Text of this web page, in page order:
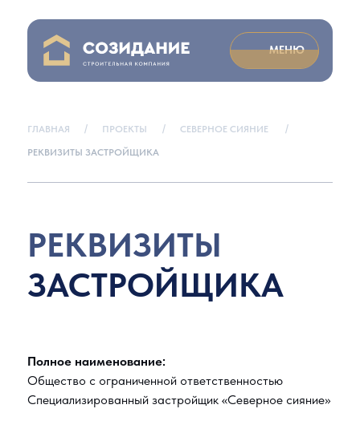
МЕНЮ
РЕКВИЗИТЫ
ЗАСТРОЙЩИКА
Полное наименование:
Общество с ограниченной ответственностью
Специализированный застройщик «Северное сияние»
РЕКВИЗИТЫ ЗАСТРОЙЩИКА
/ / СЕВЕРНОЕ СИЯНИЕ /
ПРОЕКТЫ
ГЛАВНАЯ